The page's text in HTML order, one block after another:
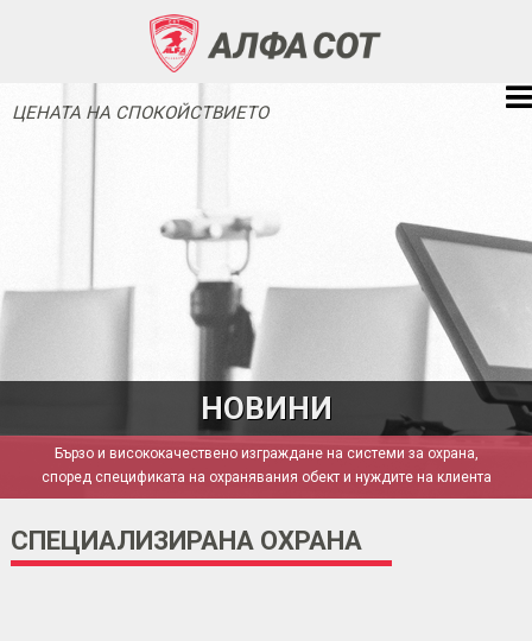
ЦЕНАТА НА СПОКОЙСТВИЕТО
НОВИНИ
Бързо и висококачествено изграждане на системи за охрана,
според спецификата на охранявания обект и нуждите на клиента
СПЕЦИАЛИЗИРАНА ОХРАНА